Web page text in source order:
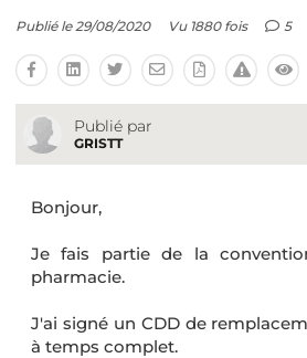
Publié le 29/08/2020 Vu 1880 fois 5
Publié par
GRISTT
Bonjour,
Je fais partie de la
pharmacie.
J'ai signé un CDD de
à temps complet.